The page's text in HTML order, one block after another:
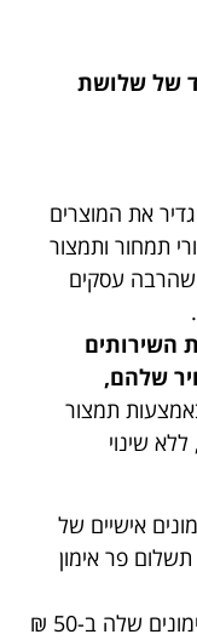
של שלושת
את המוצרים
תמחור ותמצור
עסקים
השירותים
שלהם,
תמצור
ללא שינוי
אישיים של
פר אימון
עד עכשיו, היא תמחרה השתתפות באימונים שלה ב-50 ₪